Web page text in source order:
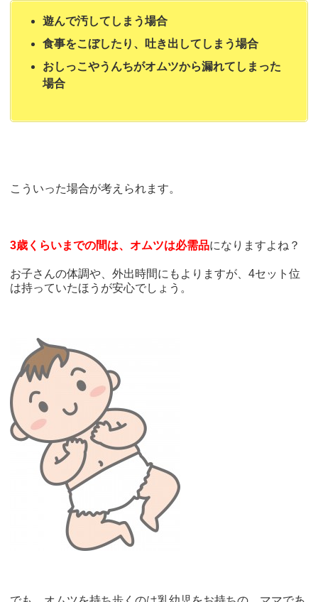
遊んで汚してしまう場合
食事をこぼしたり、吐き出してしまう場合
おしっこやうんちがオムツから漏れてしまった
場合
こういった場合が考えられます。
3歳くらいまでの間は、オムツは必需品になりますよね？
お子さんの体調や、外出時間にもよりますが、4セット位
は持っていたほうが安心でしょう。